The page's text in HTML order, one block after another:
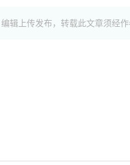
辑上传发布，转载此文章须经